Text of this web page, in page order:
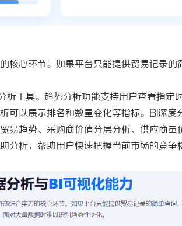
核心环节。如果平台只能提供贸易记录的
析工具。趋势分析功能支持用户查看指定
可以展示排名和数量变化等指标。BI深度
易趋势、采购商价值分层分析、供应商量
分析，帮助用户快速把握当前市场的竞争